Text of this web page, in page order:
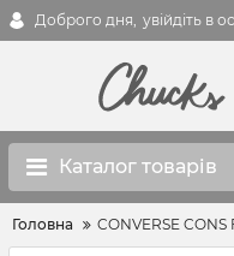
Доброго дня, увійдіть в
Каталог товарів
Головна CONVERSE